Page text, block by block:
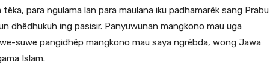
para ngulama lan para maulana iku padhamarêk sang Prabu
dhêdhukuh ing pasisir. Panyuwunan mangkono mau uga
suwe pangidhêp mangkono mau saya ngrêbda, wong Jawa
Islam.